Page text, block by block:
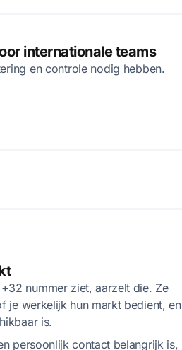
internationale teams
en controle nodig hebben.
nummer ziet, aarzelt die. Ze
je werkelijk hun markt bedient, en
is.
persoonlijk contact belangrijk is,